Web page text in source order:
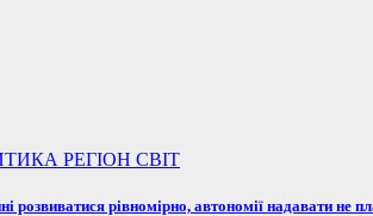
РЕГІОН СВІТ
розвиватися рівномірно, автономії надавати не